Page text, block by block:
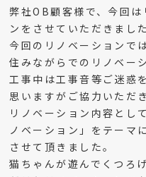
弊社OB顧客様で、今回
ンをさせていただきました
今回のリノベーションで
住みながらでのリノベー
工事中は工事音等ご迷惑
思いますがご協力いただ
リノベーション内容とし
ノベーション」をテーマ
させて頂きました。
猫ちゃんが遊んでくつろ